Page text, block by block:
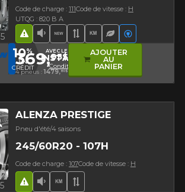
Code de charge : 111Code de vitesse : H
UTQG : 820 B A
Faible niveau sonore
Nouveau produit
Bande de roulement
Haut kilométrage
Pneu
Hasard routier Véhicules
10%
EN
CRÉDIT
AVEC LE CODE
INSTALL10
Conditions
369,95$
4 pneus : 1479,80$
AJOUTER
AU
PANIER
ALENZA PRESTIGE
Pneu d'été/4 saisons
245/60R20 - 107H
Code de charge : 107Code de vitesse : H
Faible niveau sonore
Hasard routierHaut kilométrage
Bande de roulement